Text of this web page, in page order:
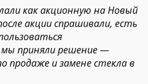
как акционную на Новый
акции спрашивали, есть
приняли решение —
продаже и замене стекла в